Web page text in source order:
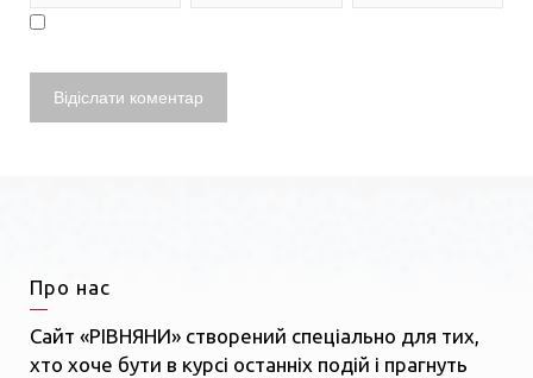
Про нас
Сайт «РІВНЯНИ» створений спеціально для тих,
хто хоче бути в курсі останніх подій і прагнуть